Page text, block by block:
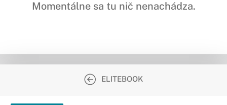
Momentálne sa tu nič nenachádza.
ELITEBOOK